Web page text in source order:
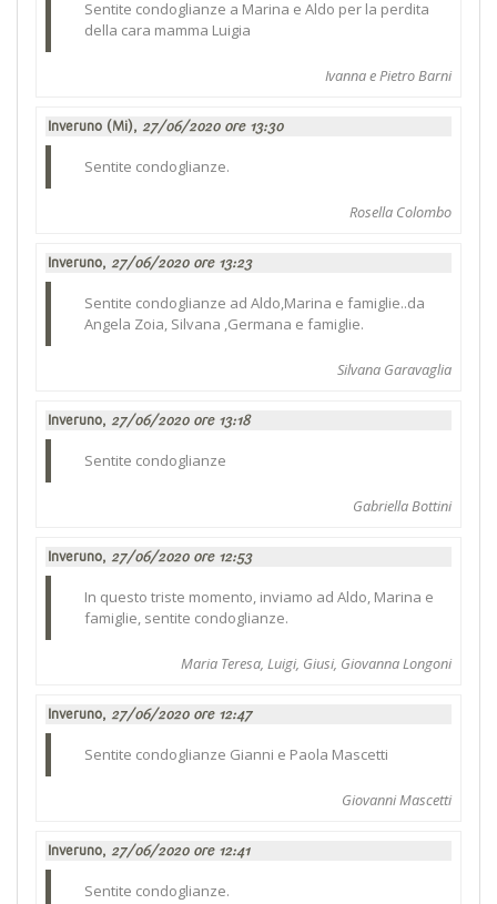
Sentite condoglianze a Marina e Aldo per la perdita
della cara mamma Luigia
Ivanna e Pietro Barni
Inveruno (Mi), 27/06/2020 ore 13:30
Sentite condoglianze.
Rosella Colombo
Inveruno, 27/06/2020 ore 13:23
Sentite condoglianze ad Aldo,Marina e famiglie..da
Angela Zoia, Silvana ,Germana e famiglie.
Silvana Garavaglia
Inveruno, 27/06/2020 ore 13:18
Sentite condoglianze
Gabriella Bottini
Inveruno, 27/06/2020 ore 12:53
In questo triste momento, inviamo ad Aldo, Marina e
famiglie, sentite condoglianze.
Maria Teresa, Luigi, Giusi, Giovanna Longoni
Inveruno, 27/06/2020 ore 12:47
Sentite condoglianze Gianni e Paola Mascetti
Giovanni Mascetti
Inveruno, 27/06/2020 ore 12:41
Sentite condoglianze.